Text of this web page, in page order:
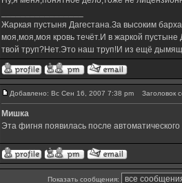
Жаркая пустыня Дагестана.За высоким
моя,моя,моя кровь течёт.И в жаркой
твой труп?Нет.Это наш труп!И из ещё
Добавлено: Вс Сен 16, 2007 7:38 pm Заголовок
Мишка
Эта фигня появилась после
Показать сообщения: